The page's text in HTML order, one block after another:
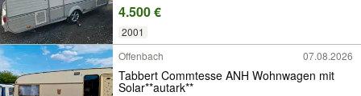
4.500 €
2001
Offenbach
07.08.2026
Tabbert Commtesse ANH Wohnwagen mit
Solar**autark**